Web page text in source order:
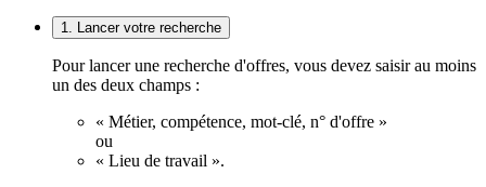
1. Lancer votre recherche
Pour lancer une recherche d'offres, vous devez saisir au moins
un des deux champs :
« Métier, compétence, mot-clé, n° d'offre »
ou
« Lieu de travail ».